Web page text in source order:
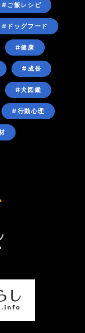
#ご飯レシピ
#ドッグフード
#健康
#成長
#犬図鑑
#行動心理